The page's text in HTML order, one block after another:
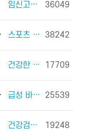
임신고혈압과 전자간증(임신중독증) 외 4건 36049
처법 스포츠 손상과 안전(족관절(발목 관절) 손상) 외 2건 38242
건강한 체중조절을 위한 식사 외 6건 17709
세요! 급성 바이러스 위장관염 외 2건 25539
건강검진(국가건강검진) 외 2건 19248